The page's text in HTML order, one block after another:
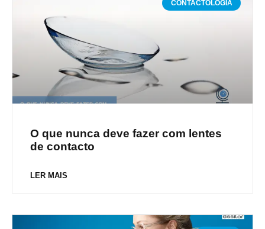
CONTACTOLOGIA
O que nunca deve fazer com lentes
de contacto
LER MAIS